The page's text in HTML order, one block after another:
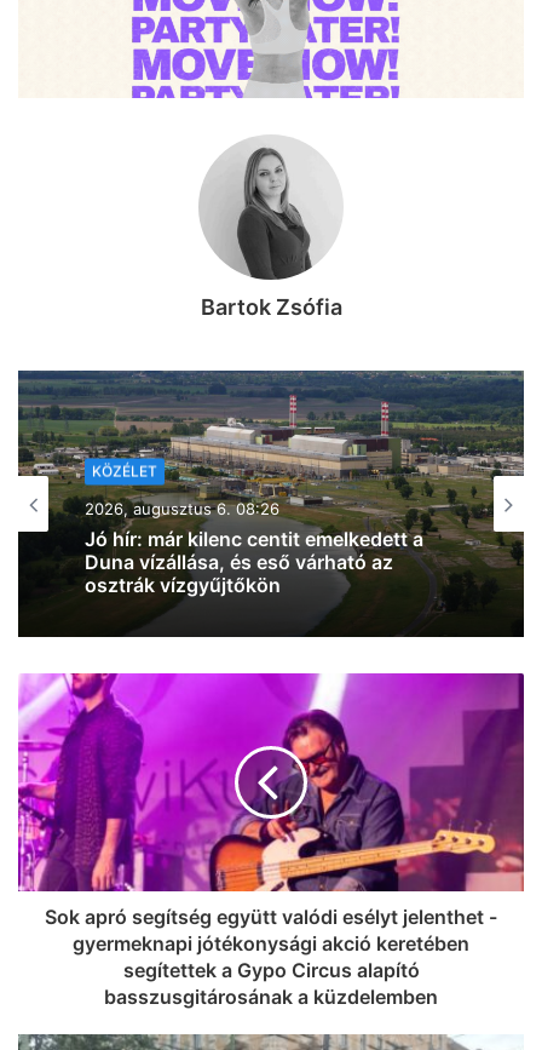
Bartok Zsófia
KÖZÉLET
2026, augusztus 5. 16:23
Kiderült, hogy kiket ajánl az SZTE a
Szegedi Tudományegyetemért
Alapítvány kuratóriumi és
felügyelőbizottsági tagjainak (fotók)
Sok apró segítség együtt valódi esélyt jelenthet -
gyermeknapi jótékonysági akció keretében
segítettek a Gypo Circus alapító
basszusgitárosának a küzdelemben